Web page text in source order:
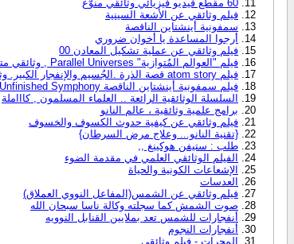
60 مقطع فيديو فيزيائي وثائقي منوّع
فيلم وثائقي عن الأشعة السينية
سمفونية أينشتاين الناقصة
أرجوا المساعدة يا أخوان ضروري
فيلم وثائقي عن عملية تشكيل المعادن 00
فيلم "العوالم المُتوازية" Parallel Universes , وثائقي مترجم
فيلم atom story قصة الذرة .الجُسيم والإنفجار الكبير. وثورة الطاقة
فيلم سمفونية أينشتاين الناقصة Einstein's Unfinished Symphony
السلسلة الوثائقية الرائعة .. العلماء المسلمون , كاااملة
برامج علمية وثائقية ، عالم النانو
فيلم وثائقي عن كيفية حدوث الكسوف والخسوف
{تقنية النانو... وعلاج مرض السرطان}
طلب : ستيفن هوكينغ ,,
الفيلم الوثائقي العلمي في مقدمة الضوء
الإشعاعات الكونية والحياة
العدسات
فيلم وثائقي عن الشمس(المفاعل النووي العملاق)
صوت الشمش كما سجلته وكالة ناسا سبحان الله
أنفجارات للشمس تعد بملايين القنابل النوويه
أنفجارات النجوم
المجرات - فيلم وثائقي